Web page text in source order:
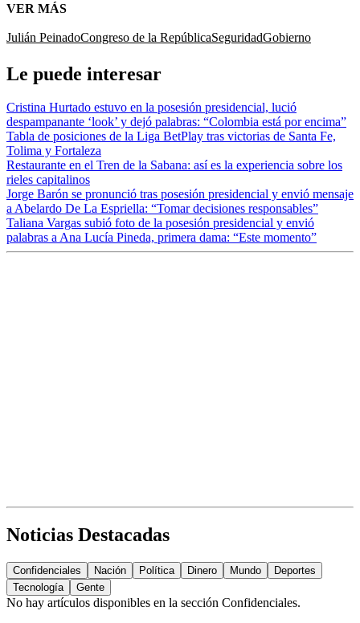
VER MÁS
Julián PeinadoCongreso de la RepúblicaSeguridadGobierno
Le puede interesar
Cristina Hurtado estuvo en la posesión presidencial, lució
despampanante ‘look’ y dejó palabras: “Colombia está por encima”
Tabla de posiciones de la Liga BetPlay tras victorias de Santa Fe,
Tolima y Fortaleza
Restaurante en el Tren de la Sabana: así es la experiencia sobre los
rieles capitalinos
Jorge Barón se pronunció tras posesión presidencial y envió mensaje
a Abelardo De La Espriella: “Tomar decisiones responsables”
Taliana Vargas subió foto de la posesión presidencial y envió
palabras a Ana Lucía Pineda, primera dama: “Este momento”
Noticias Destacadas
Confidenciales Nación Política Dinero Mundo
Deportes
Tecnología
Gente
No hay artículos disponibles en la sección Confidenciales.